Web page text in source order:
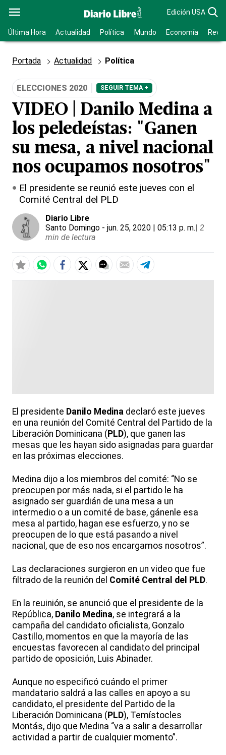
Edición USA
Última Hora Actualidad Política Mundo Economía
Portada Actualidad Política
ELECCIONES 2020 SEGUIR TEMA +
VIDEO | Danilo Medina a
los peledeístas: "Ganen
su mesa, a nivel nacional
nos ocupamos nosotros"
El presidente se reunió este jueves con el
Comité Central del PLD
Diario Libre
Santo Domingo - jun. 25, 2020 | 05:13 p. m.| 2
min de lectura
El presidente Danilo Medina declaró este jueves
en una reunión del Comité Central del Partido de la
Liberación Dominicana ( PLD), que ganen las
mesas que les hayan sido asignadas para guardar
en las próximas elecciones.
Medina dijo a los miembros del comité: “No se
preocupen por más nada, si el partido le ha
asignado ser guardián de una mesa a un
intermedio o a un comité de base, gánenle esa
mesa al partido, hagan ese esfuerzo, y no se
preocupen de lo que está pasando a nivel
nacional, que de eso nos encargamos nosotros”.
Las declaraciones surgieron en un video que fue
filtrado de la reunión del Comité Central del PLD.
En la reuinión, se anunció que el presidente de la
República, Danilo Medina, se integrará a la
campaña del candidato oficialista, Gonzalo
Castillo, momentos en que la mayoría de las
encuestas favorecen al candidato del principal
partido de oposición, Luis Abinader.
Aunque no especificó cuándo el primer
mandatario saldrá a las calles en apoyo a su
candidato, el presidente del Partido de la
Liberación Dominicana ( PLD), Temístocles
Montás, dijo que Medina “va a salir a desarrollar
actividad a partir de cualquier momento”.